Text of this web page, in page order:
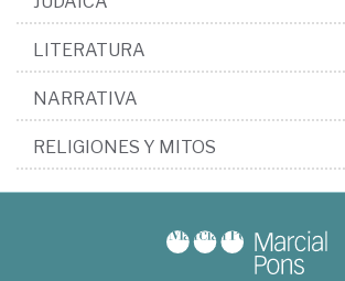
LITERATURA
NARRATIVA
RELIGIONES Y MITOS